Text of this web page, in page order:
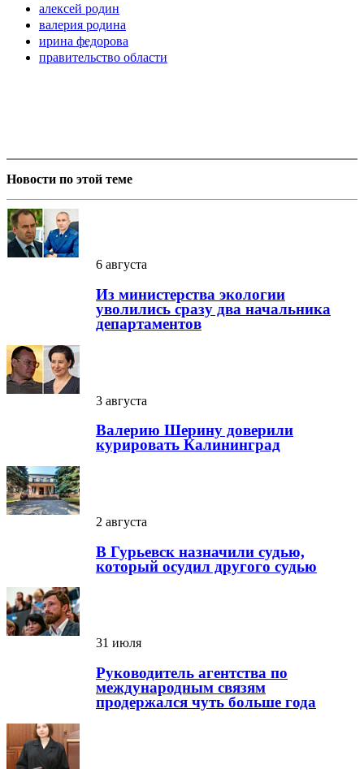
алексей родин
валерия родина
ирина федорова
правительство области
Новости по этой теме
6 августа
Из министерства экологии
уволились сразу два начальника
департаментов
3 августа
Валерию Шерину доверили
курировать Калининград
2 августа
В Гурьевск назначили судью,
который осудил другого судью
31 июля
Руководитель агентства по
международным связям
продержался чуть больше года